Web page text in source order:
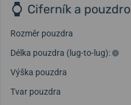
Ciferník a pouzdro
Rozměr pouzdra
Délka pouzdra (lug-to-lug):
Výška pouzdra
Tvar pouzdra